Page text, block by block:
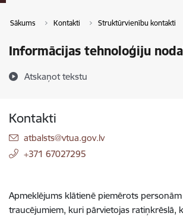
Sākums Kontakti Struktūrvienību kontakti
Informācijas tehnoloģiju
Atskaņot tekstu
Kontakti
E-pasts:
atbalsts@vtua.gov.lv
+371 67027295
Apmeklējums klātienē piemērots
traucējumiem, kuri pārvietojas ratiņkrēslā,